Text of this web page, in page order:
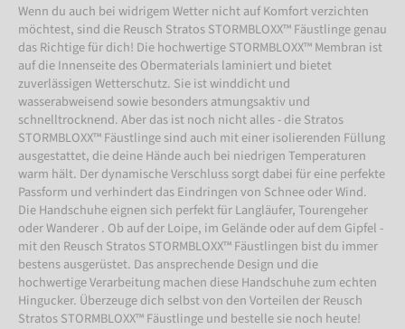
Wenn du auch bei widrigem Wetter nicht auf Komfort verzichten
möchtest, sind die Reusch Stratos STORMBLOXX™ Fäustlinge genau
das Richtige für dich! Die hochwertige STORMBLOXX™ Membran ist
auf die Innenseite des Obermaterials laminiert und bietet
zuverlässigen Wetterschutz. Sie ist winddicht und
wasserabweisend sowie besonders atmungsaktiv und
schnelltrocknend. Aber das ist noch nicht alles - die Stratos
STORMBLOXX™ Fäustlinge sind auch mit einer isolierenden Füllung
ausgestattet, die deine Hände auch bei niedrigen Temperaturen
warm hält. Der dynamische Verschluss sorgt dabei für eine perfekte
Passform und verhindert das Eindringen von Schnee oder Wind.
Die Handschuhe eignen sich perfekt für Langläufer, Tourengeher
oder Wanderer . Ob auf der Loipe, im Gelände oder auf dem Gipfel -
mit den Reusch Stratos STORMBLOXX™ Fäustlingen bist du immer
bestens ausgerüstet. Das ansprechende Design und die
hochwertige Verarbeitung machen diese Handschuhe zum echten
Hingucker. Überzeuge dich selbst von den Vorteilen der Reusch
Stratos STORMBLOXX™ Fäustlinge und bestelle sie noch heute!